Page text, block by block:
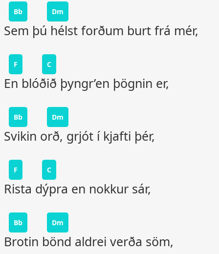
Bb Dm
Sem þú hélst forðum burt frá mér,
F C
En blóðið þyngr’en þögnin er,
Bb Dm
Svikin orð, grjót í kjafti þér,
F C
Rista dýpra en nokkur sár,
Bb Dm
Brotin bönd aldrei verða söm,